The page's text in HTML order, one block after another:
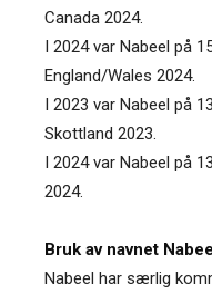
Canada 2024.
I 2024 var Nabeel på
England/Wales 2024.
I 2023 var Nabeel på
Skottland 2023.
I 2024 var Nabeel på
2024.
Bruk av navnet
Nabeel har særlig